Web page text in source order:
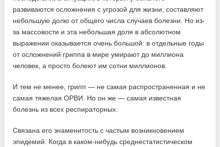
развиваются осложнения с угрозой для жизни, составляют
небольшую долю от общего числа случаев болезни. Но из-
за массовости и эта небольшая доля в абсолютном
выражении оказывается очень большой: в отдельные годы
от осложнений гриппа в мире умирают до миллиона
человек, а просто болеют им сотни миллионов.
И тем не менее, грипп — не самая распространенная и не
самая тяжелая ОРВИ. Но он же — самая известная
болезнь из всех респираторных.
Связана его знаменитость с частым возникновением
эпидемий. Когда в каком-нибудь среднестатистическом